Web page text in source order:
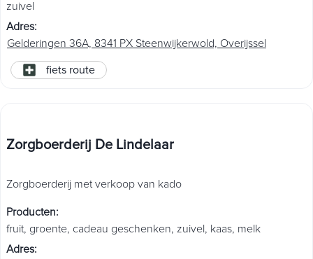
zuivel
Adres:
Gelderingen 36A, 8341 PX Steenwijkerwold, Overijssel
fiets route
Zorgboerderij De Lindelaar
Zorgboerderij met verkoop van kado
Producten:
fruit, groente, cadeau geschenken, zuivel , kaas, melk
Adres: